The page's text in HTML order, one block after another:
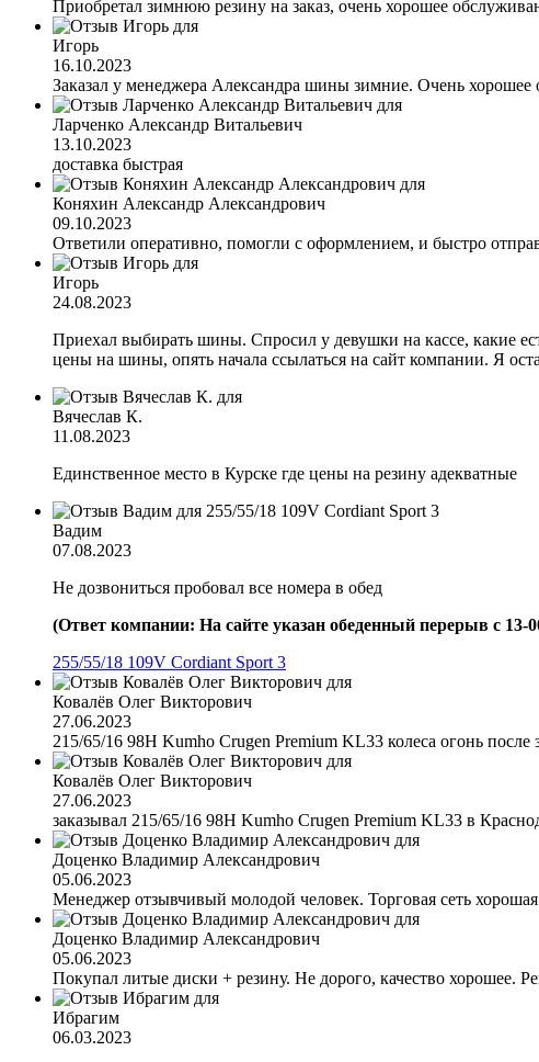
Приобретал зимнюю резину на заказ, очень хорошее
Игорь
16.10.2023
Заказал у менеджера Александра шины зимние. Очень хорошее
Ларченко Александр Витальевич
13.10.2023
доставка быстрая
Коняхин Александр Александрович
09.10.2023
Ответили оперативно, помогли с оформлением, и быстро
Игорь
24.08.2023
Приехал выбирать шины. Спросил у девушки на кассе, какие
цены на шины, опять начала ссылаться на сайт компании. Я
Вячеслав К.
11.08.2023
Единственное место в Курске где цены на резину адекватные
Вадим
07.08.2023
Не дозвониться пробовал все номера в обед
(Ответ компании: На сайте указан обеденный перерыв с
255/55/18 109V Cordiant Sport 3
Ковалёв Олег Викторович
27.06.2023
215/65/16 98H Kumho Crugen Premium KL33 колеса огонь
Ковалёв Олег Викторович
27.06.2023
заказывал 215/65/16 98H Kumho Crugen Premium KL33 в
Доценко Владимир Александрович
05.06.2023
Менеджер отзывчивый молодой человек. Торговая сеть
Доценко Владимир Александрович
05.06.2023
Покупал литые диски + резину. Не дорого, качество хорошее.
Ибрагим
06.03.2023